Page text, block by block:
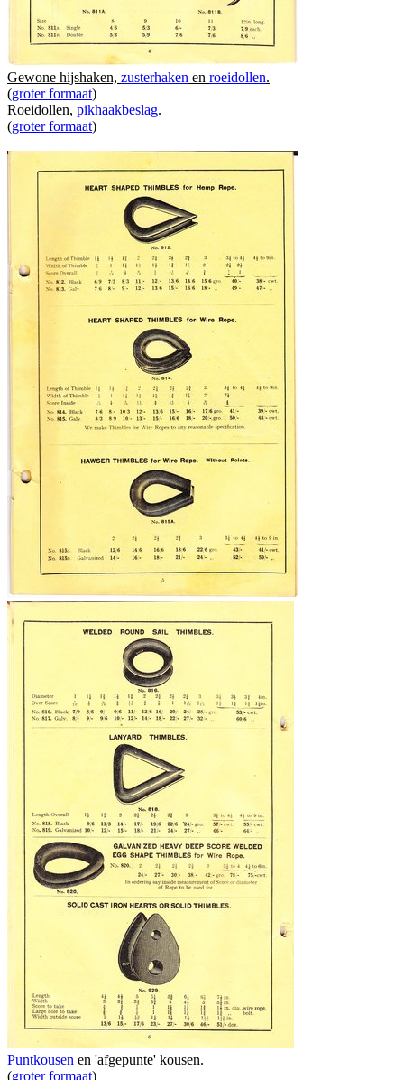
Gewone hijshaken, zusterhaken en roeidollen.
(groter formaat)
Roeidollen, pikhaakbeslag.
(groter formaat)
Puntkousen en 'afgepunte' kousen.
(groter formaat)